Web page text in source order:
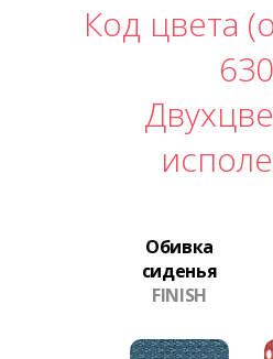
Код цвета
630
Обивка
сиденья
FINISH